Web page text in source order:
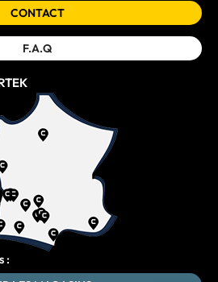
CONTACT
F.A.Q
: